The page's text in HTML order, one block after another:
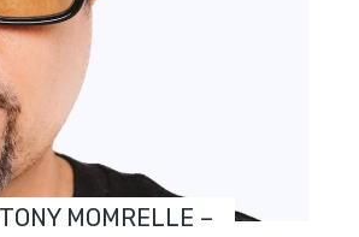
MOMRELLE –